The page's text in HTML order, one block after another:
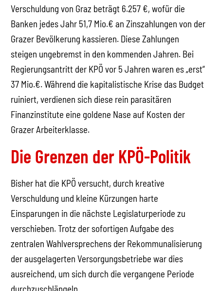
Verschuldung von Graz beträgt 6.257 €, wofür die
Banken jedes Jahr 51,7 Mio.€ an Zinszahlungen von der
Grazer Bevölkerung kassieren. Diese Zahlungen
steigen ungebremst in den kommenden Jahren. Bei
Regierungsantritt der KPÖ vor 5 Jahren waren es „erst“
37 Mio.€. Während die kapitalistische Krise das Budget
ruiniert, verdienen sich diese rein parasitären
Finanzinstitute eine goldene Nase auf Kosten der
Grazer Arbeiterklasse.
Die Grenzen der KPÖ-Politik
Bisher hat die KPÖ versucht, durch kreative
Verschuldung und kleine Kürzungen harte
Einsparungen in die nächste Legislaturperiode zu
verschieben. Trotz der sofortigen Aufgabe des
zentralen Wahlversprechens der Rekommunalisierung
der ausgelagerten Versorgungsbetriebe war dies
ausreichend, um sich durch die vergangene Periode